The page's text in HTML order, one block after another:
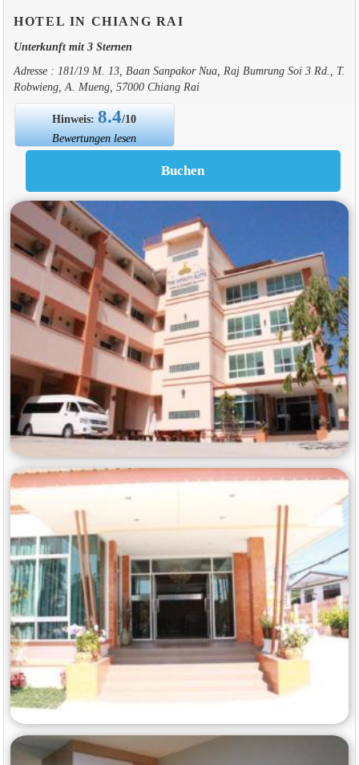
HOTEL IN CHIANG RAI
Unterkunft mit 3 Sternen
Adresse : 181/19 M. 13, Baan Sanpakor Nua, Raj Bumrung Soi 3 Rd., T.
Robwieng, A. Mueng, 57000 Chiang Rai
Hinweis:8.4/10
Bewertungen lesen